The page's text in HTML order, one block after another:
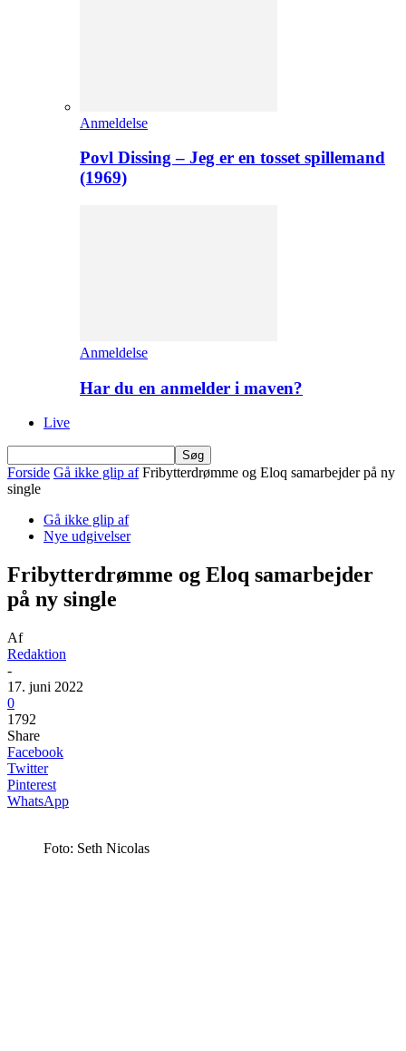
Anmeldelse
Povl Dissing – Jeg er en tosset spillemand
(1969)
Anmeldelse
Har du en anmelder i maven?
Live
Forside Gå ikke glip af Fribytterdrømme og Eloq samarbejder på ny
single
Gå ikke glip af
Nye udgivelser
Fribytterdrømme og Eloq samarbejder
på ny single
Af
Redaktion
-
17. juni 2022
0
1792
Share
Facebook
Twitter
Pinterest
WhatsApp
Foto: Seth Nicolas